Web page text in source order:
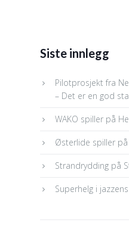
Siste innlegg
Pilotprosjekt fra
– Det er en god
WAKO spiller på
Østerlide spiller på
Strandrydding på
Superhelg i